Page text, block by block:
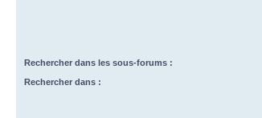
Rechercher dans les sous-forums :
Rechercher dans :